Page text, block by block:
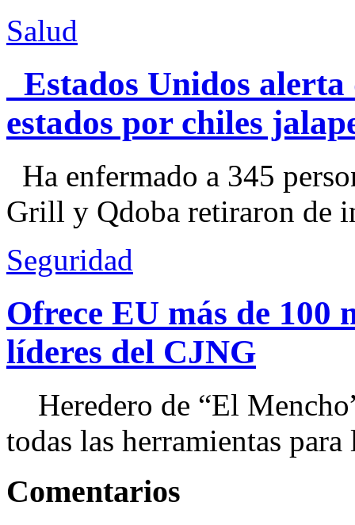
Salud
Estados Unidos alerta
estados por chiles
Ha enfermado a 345
Grill y Qdoba retiraron de
Seguridad
Ofrece EU más de 100
líderes del CJNG
Heredero de “El
todas las herramientas
Comentarios